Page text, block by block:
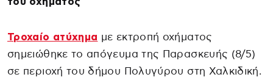
Τροχαίο ατύχημα με εκτροπή οχήματος
σημειώθηκε το απόγευμα της Παρασκευής (8/5)
σε περιοχή του δήμου Πολυγύρου στη Χαλκιδική.